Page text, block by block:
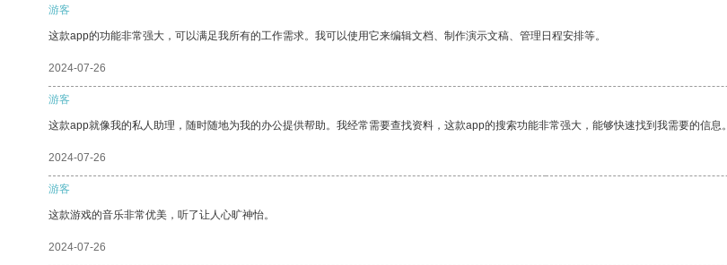
游客
这款app的功能非常强大，可以满足我所有的工作需求。我可以使用它来编辑文档、制作演示文稿、管理日程安排等。
2024-07-26
游客
这款app就像我的私人助理，随时随地为我的办公提供帮助。我经常需要查找资料，这款app的搜索功能非常强大，能够快速找到我需要的信息。
2024-07-26
游客
这款游戏的音乐非常优美，听了让人心旷神怡。
2024-07-26